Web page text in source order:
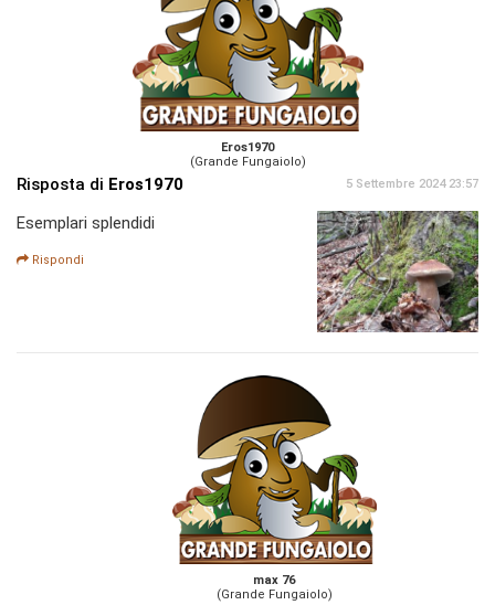
Eros1970
(Grande Fungaiolo)
Risposta di Eros1970 5 Settembre 2024 23:57
Esemplari splendidi
Rispondi
max 76
(Grande Fungaiolo)